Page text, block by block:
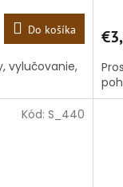
Do košíka
vylučovanie,
Kód: S_440